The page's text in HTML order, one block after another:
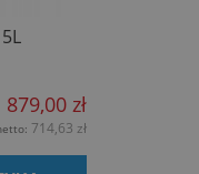
879,00 zł
714,63 zł